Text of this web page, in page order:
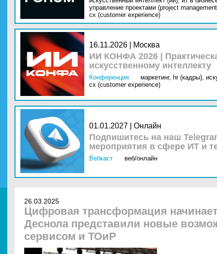
управление проектами (project
cx (customer experience)
16.11.2026 | Москва
ИИ КОНФА 2026 |
искусственному интеллекту
Конференция маркетинг, hr (кадры),
cx (customer experience)
01.01.2027 | Онлайн
Подпишитесь на наш
мероприятия в сфере ИТ и
Вебкаст веб/онлайн
26.03.2025
Цифровая трансформация
Деснола представили новые
сервисом и ТОиР